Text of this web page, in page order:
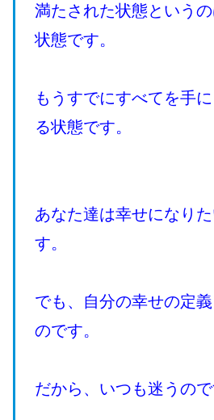
満たされた状態という
状態です。
もうすでにすべてを手
る状態です。
あなた達は幸せになり
す。
でも、自分の幸せの定
のです。
だから、いつも迷うので